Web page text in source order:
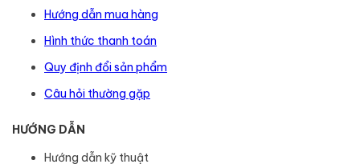
Hướng dẫn mua hàng
Hình thức thanh toán
Quy định đổi sản phẩm
Câu hỏi thường gặp
HƯỚNG DẪN
Hướng dẫn kỹ thuật